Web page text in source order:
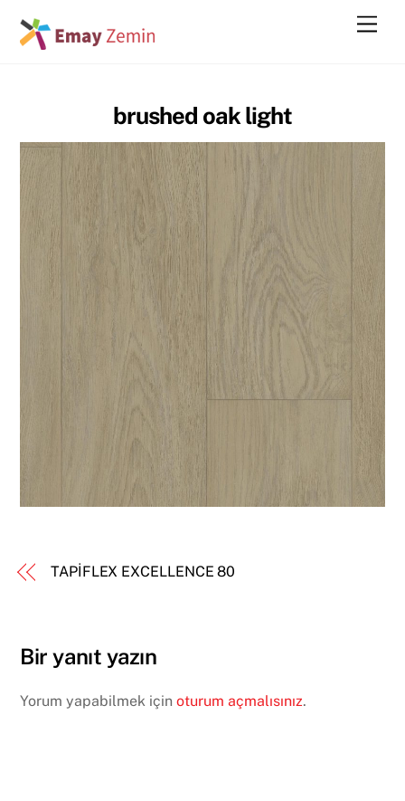
brushed oak light
TAPİFLEX EXCELLENCE 80
Bir yanıt yazın
Yorum yapabilmek içinoturum açmalısınız.